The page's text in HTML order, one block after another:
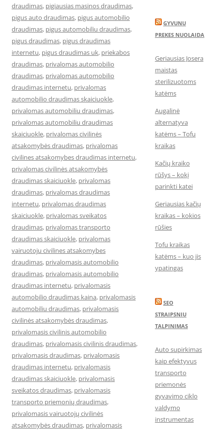
draudimas, pigiausias masinos draudimas,
pigus auto draudimas, pigus automobilio
draudimas, pigus automobiliu draudimas,
pigus draudimas, pigus draudimas
internetu, pigus draudimas uk, priekabos
draudimas, privalomas automobilio
draudimas, privalomas automobilio
draudimas internetu, privalomas
automobilio draudimas skaiciuokle,
privalomas automobiliu draudimas,
privalomas automobiliu draudimas
skaiciuokle, privalomas civilinės
atsakomybės draudimas, privalomas
civilines atsakomybes draudimas internetu,
privalomas civilinės atsakomybės
draudimas skaiciuokle, privalomas
draudimas, privalomas draudimas
internetu, privalomas draudimas
skaiciuokle, privalomas sveikatos
draudimas, privalomas transporto
draudimas skaiciuokle, privalomas
vairuotoju civilines atsakomybes
draudimas, privalomasis automobilio
draudimas, privalomasis automobilio
draudimas internetu, privalomasis
automobilio draudimas kaina, privalomasis
automobiliu draudimas, privalomasis
civilinės atsakomybės draudimas,
privalomasis civilinis automobilio
draudimas, privalomasis civilinis draudimas,
privalomasis draudimas, privalomasis
draudimas internetu, privalomasis
draudimas skaiciuokle, privalomasis
sveikatos draudimas, privalomasis
transporto priemonių draudimas,
privalomasis vairuotojų civilinės
atsakomybės draudimas, privalomasis
GYVUNU
PREKES NUOLAIDA
Geriausias Josera
maistas
sterilizuotoms
katėms
Augalinė
alternatyva
katėms – Tofu
kraikas
Kačių kraiko
rūšys – kokį
parinkti katei
Geriausias kačių
kraikas – kokios
rūšies
Tofu kraikas
katėms – kuo jis
ypatingas
SEO
STRAIPSNIU
TALPINIMAS
Auto supirkimas
kaip efektyvus
transporto
priemonės
gyvavimo ciklo
valdymo
instrumentas